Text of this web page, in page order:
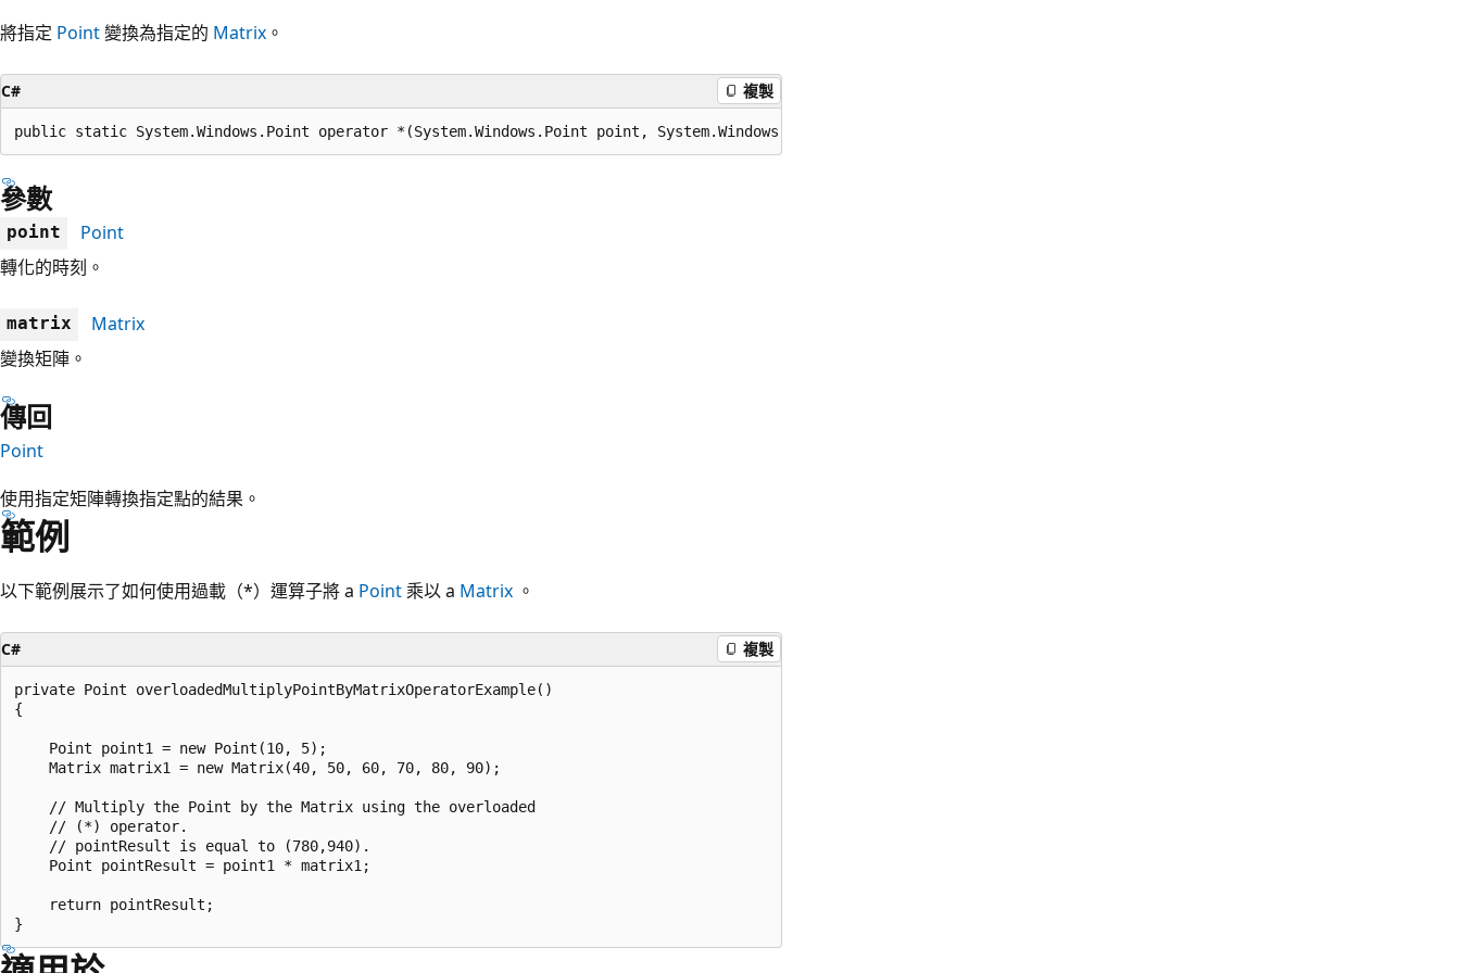
將指定 Point變換為指定的 Matrix 。
C# 複製
public static System.Windows.Point operator *(System.Windows.Point point, System.Windows.Media.Matrix matrix);
參數
point
Point
轉化的時刻。
matrix
Matrix
變換矩陣。
傳回
Point
使用指定矩陣轉換指定點的結果。
範例
以下範例展示了如何使用過載（*）運算子將 a Point 乘以 a Matrix 。
C# 複製
private Point overloadedMultiplyPointByMatrixOperatorExample()
{
    Point point1 = new Point(10, 5);
    Matrix matrix1 = new Matrix(40, 50, 60, 70, 80, 90);
    // Multiply the Point by the Matrix using the overloaded
    // (*) operator.
    // pointResult is equal to (780,940).
    Point pointResult = point1 * matrix1;
    return pointResult;